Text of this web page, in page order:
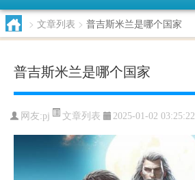
> 文章列表 > 普吉斯米兰是哪个国家
普吉斯米兰是哪个国家
网友:pj 文章列表 2025-01-02 03:25:22